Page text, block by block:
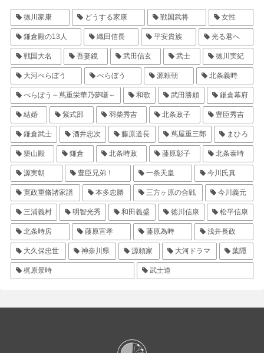
徳川家康 どうする家康 戦国武将 女性
鎌倉殿の13人 織田信長 平安貴族 光る君へ
戦国大名 吾妻鏡 武田信玄 武士 徳川実紀
大河べらぼう べらぼう 源頼朝 北条義時
べらぼう～蔦重栄華乃夢噺～ 和歌 武田勝頼 鎌倉幕府
結婚 紫式部 羽柴秀吉 北条政子 豊臣秀吉
鎌倉武士 酒井忠次 藤原道長 蔦屋重三郎 まひろ
築山殿 鎌倉 北条時政 藤原彰子 北条泰時
源実朝 豊臣兄弟！ 一条天皇 今川氏真
寛政重脩諸家譜 本多忠勝 三方ヶ原の合戦 今川義元
三浦義村 明智光秀 和田義盛 徳川信康 松平信康
北条時房 藤原宣孝 藤原為時 浅井長政
大久保忠世 神奈川県 源頼家 大河ドラマ 葉隠
梶原景時 武士道